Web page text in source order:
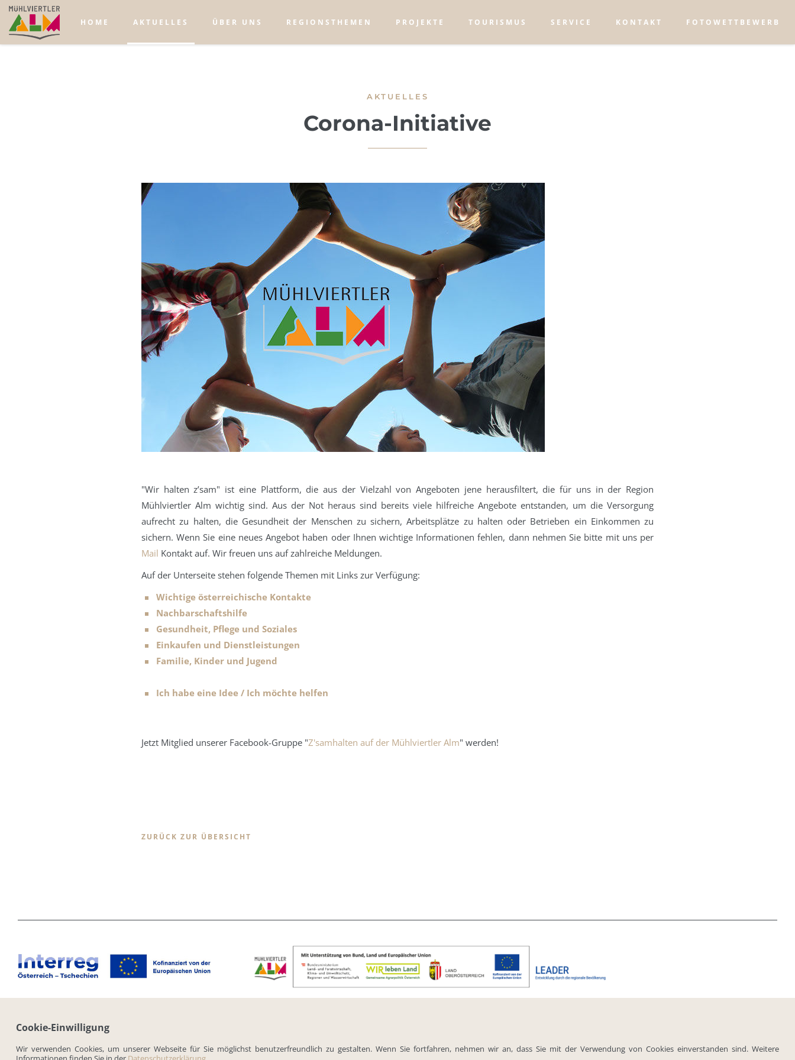
Cookie-Einwilligung
Wir verwenden Cookies, um unserer Webseite für Sie möglichst benutzerfreundlich zu gestalten. Wenn Sie fortfahren, nehmen wir an, dass Sie mit der Verwendung von Cookies einverstanden sind. Weitere
HOME AKTUELLES ÜBER UNS REGIONSTHEMEN PROJEKTE TOURISMUS SERVICE KONTAKT FOTOWETTBEWERB
AKTUELLES
Corona-Initiative
"Wir halten z’sam" ist eine Plattform, die aus der Vielzahl von Angeboten jene herausfiltert, die für uns in der Region
Mühlviertler Alm wichtig sind. Aus der Not heraus sind bereits viele hilfreiche Angebote entstanden, um die Versorgung
aufrecht zu halten, die Gesundheit der Menschen zu sichern, Arbeitsplätze zu halten oder Betrieben ein Einkommen zu
sichern. Wenn Sie eine neues Angebot haben oder Ihnen wichtige Informationen fehlen, dann nehmen Sie bitte mit uns per
Mail Kontakt auf. Wir freuen uns auf zahlreiche Meldungen.
Auf der Unterseite stehen folgende Themen mit Links zur Verfügung:
Wichtige österreichische Kontakte
Nachbarschaftshilfe
Gesundheit, Pflege und Soziales
Einkaufen und Dienstleistungen
Familie, Kinder und Jugend
Ich habe eine Idee / Ich möchte helfen
Jetzt Mitglied unserer Facebook-Gruppe "Z'samhalten auf der Mühlviertler Alm" werden!
ZURÜCK ZUR ÜBERSICHT